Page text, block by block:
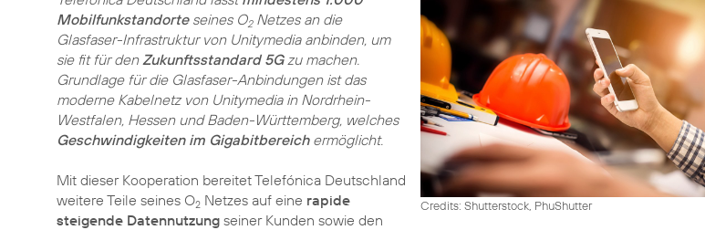
Credits: Shutterstock, PhuShutter
Mobilfunkstandorteseines O2Netzes an die
Glasfaser-Infrastruktur von Unitymedia anbinden, um
sie fit für denZukunftsstandard 5Gzu machen.
Grundlage für die Glasfaser-Anbindungen ist das
moderne Kabelnetz von Unitymedia in Nordrhein-
Westfalen, Hessen und Baden-Württemberg, welches
Geschwindigkeiten im Gigabitbereichermöglicht.
Mit dieser Kooperation bereitet Telefónica Deutschland
weitere Teile seines O2 Netzes auf eine rapide
steigende Datennutzung seiner Kunden sowie den